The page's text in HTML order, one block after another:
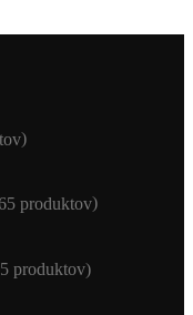
produktov
produktov